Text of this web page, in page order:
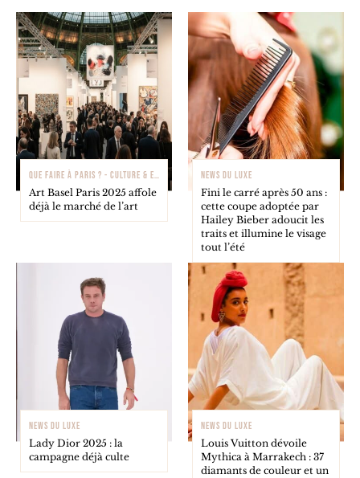
QUE FAIRE À PARIS ? - CULTURE & EXPOSITIONS
Art Basel Paris 2025 affole
déjà le marché de l’art
NEWS DU LUXE
Fini le carré après 50 ans :
cette coupe adoptée par
Hailey Bieber adoucit les
traits et illumine le visage
tout l’été
NEWS DU LUXE
Lady Dior 2025 : la
campagne déjà culte
NEWS DU LUXE
Louis Vuitton dévoile
Mythica à Marrakech : 37
diamants de couleur et un